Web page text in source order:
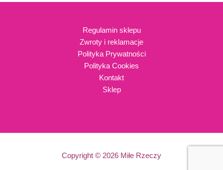
Regulamin sklepu
Zwroty i reklamacje
Polityka Prywatności
Polityka Cookies
Kontakt
Sklep
Copyright © 2026 Miłe Rzeczy